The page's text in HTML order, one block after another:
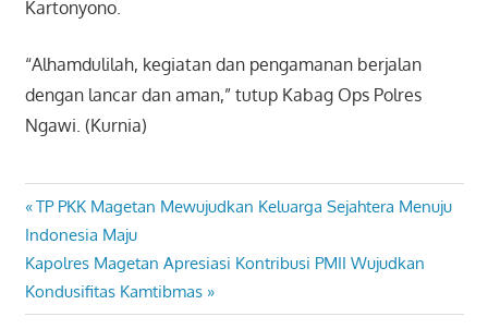
Kartonyono.
“Alhamdulilah, kegiatan dan pengamanan berjalan
dengan lancar dan aman,” tutup Kabag Ops Polres
Ngawi. (Kurnia)
Navigasi
pos
Previous
Post:
TP PKK Magetan Mewujudkan Keluarga Sejahtera Menuju
Indonesia Maju
Next
Post:
Kapolres Magetan Apresiasi Kontribusi PMII Wujudkan
Kondusifitas Kamtibmas